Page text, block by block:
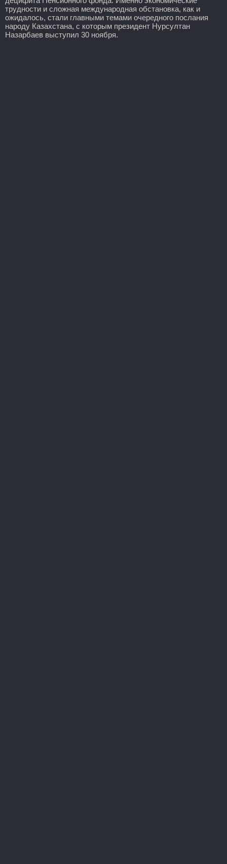
трудности и сложная международная обстановка, как и
ожидалось, стали главными темами очередного послания
народу Казахстана, с которым президент Нурсултан
Назарбаев выступил 30 ноября.